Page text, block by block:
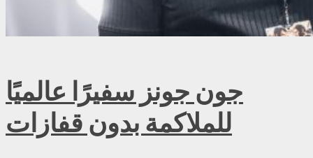
جون جونز سفيرًا عالميًا
للملاكمة بدون قفازات